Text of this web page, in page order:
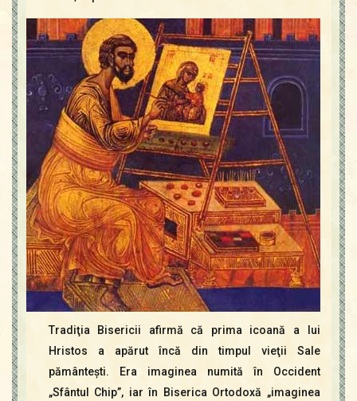
Icoane
Mărgăritare
Calendar
Glosar
Repere
Tradiţia Bisericii afirmă că prima icoană a lui
Hristos a apărut încă din timpul vieţii Sale
pământeşti. Era imaginea numită în Occident
„Sfântul Chip”, iar în Biserica Ortodoxă „imaginea